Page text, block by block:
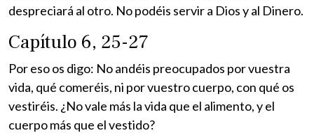
despreciará al otro. No podéis servir a Dios y al Dinero.
Capítulo 6, 25-27
Por eso os digo: No andéis preocupados por vuestra
vida, qué comeréis, ni por vuestro cuerpo, con qué os
vestiréis. ¿No vale más la vida que el alimento, y el
cuerpo más que el vestido?